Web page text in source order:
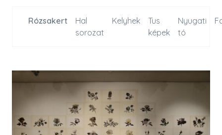
Rózsakert
Hal
sorozat
Kelyhek
Tus
képek
Nyugati
tó